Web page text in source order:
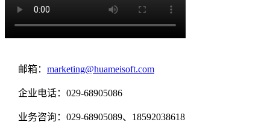
邮箱： marketing@huameisoft.com
企业电话：029-68905086
业务咨询：029-68905089、18592038618